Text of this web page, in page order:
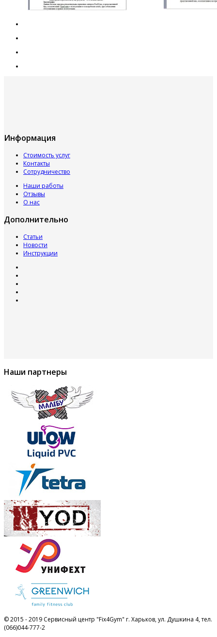
Информация
Стоимость услуг
Контакты
Сотрудничество
Наши работы
Отзывы
О нас
Дополнительно
Статьи
Новости
Инструкции
Наши партнеры
© 2015 - 2019 Сервисный центр "Fix4Gym" г. Харьков, ул. Душкина 4, тел.
(066)044-777-2